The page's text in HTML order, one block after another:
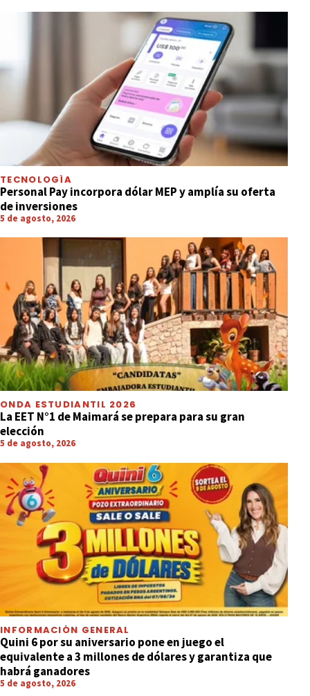
TECNOLOGÍA
Personal Pay incorpora dólar MEP y amplía su oferta
de inversiones
5 de agosto, 2026
ONDA ESTUDIANTIL 2026
La EET N°1 de Maimará se prepara para su gran
elección
5 de agosto, 2026
INFORMACIÓN GENERAL
Quini 6 por su aniversario pone en juego el
equivalente a 3 millones de dólares y garantiza que
habrá ganadores
5 de agosto, 2026